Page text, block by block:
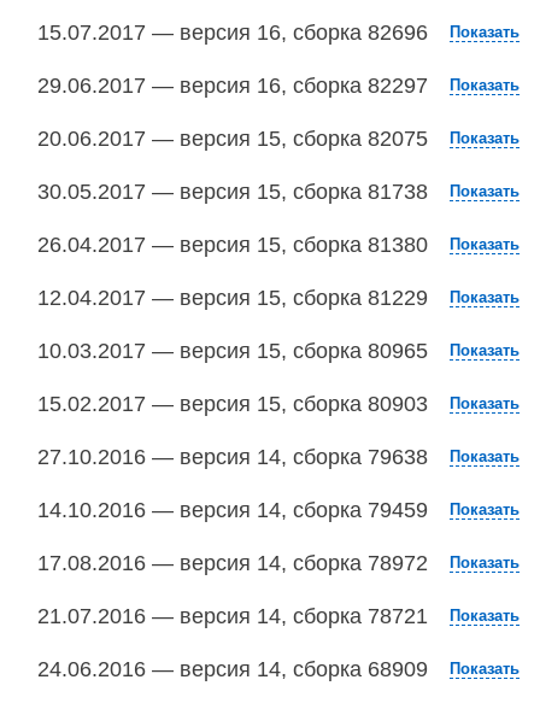
15.07.2017 — версия 16, сборка 82696 Показать
29.06.2017 — версия 16, сборка 82297 Показать
20.06.2017 — версия 15, сборка 82075 Показать
30.05.2017 — версия 15, сборка 81738 Показать
26.04.2017 — версия 15, сборка 81380 Показать
12.04.2017 — версия 15, сборка 81229 Показать
10.03.2017 — версия 15, сборка 80965 Показать
15.02.2017 — версия 15, сборка 80903 Показать
27.10.2016 — версия 14, сборка 79638 Показать
14.10.2016 — версия 14, сборка 79459 Показать
17.08.2016 — версия 14, сборка 78972 Показать
21.07.2016 — версия 14, сборка 78721 Показать
24.06.2016 — версия 14, сборка 68909 Показать